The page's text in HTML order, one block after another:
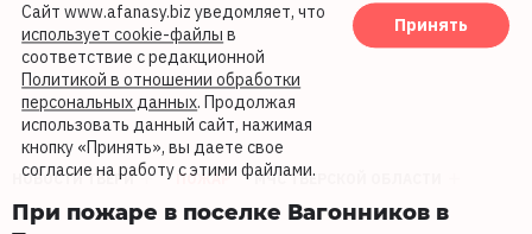
НОВОСТИ ТВЕРИ ПОЖАР МЧС ТВЕРСКОЙ ОБЛАСТИ
При пожаре в поселке Вагонников в
Сайт www.afanasy.biz уведомляет, что
использует cookie-файлы в
соответствие с редакционной
Политикой в отношении обработки
персональных данных. Продолжая
использовать данный сайт, нажимая
кнопку «Принять», вы даете свое
согласие на работу с этими файлами.
Принять